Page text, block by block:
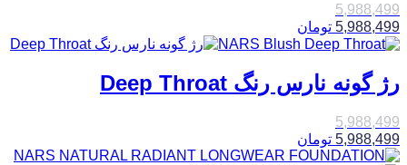
5,988,499
5,988,499 تومان
رژ گونه نارس رنگ Deep Throat
5,988,499
5,988,499 تومان